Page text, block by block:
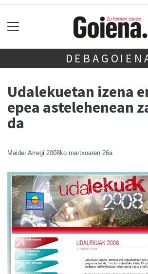
Udalekuetan izena
epea astelehenean
da
Maider Arregi 2008ko martxoaren 26a